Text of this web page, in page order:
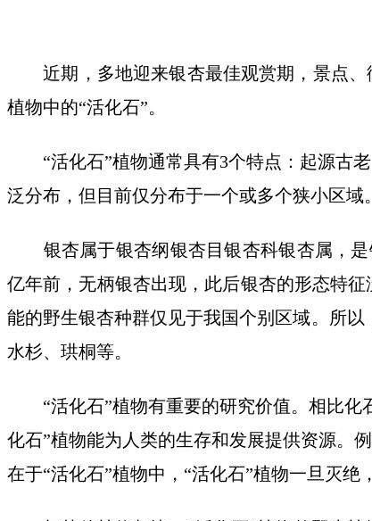
近期，多地迎来银杏最佳观赏期，景点、
植物中的“活化石”。
“活化石”植物通常具有3个特点：起源古老
泛分布，但目前仅分布于一个或多个狭小区域。
银杏属于银杏纲银杏目银杏科银杏属，是
亿年前，无柄银杏出现，此后银杏的形态特
能的野生银杏种群仅见于我国个别区域。所以
水杉、珙桐等。
“活化石”植物有重要的研究价值。相比化
化石”植物能为人类的生存和发展提供资源。
在于“活化石”植物中，“活化石”植物一旦灭绝